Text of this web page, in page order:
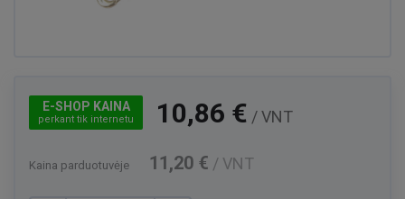
E-SHOP KAINA
perkant tik internetu 10,86 € / VNT
Kaina parduotuvėje 11,20 € / VNT